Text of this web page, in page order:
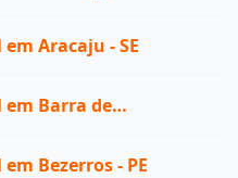
Aracaju - SE
Barra de
Bezerros - PE